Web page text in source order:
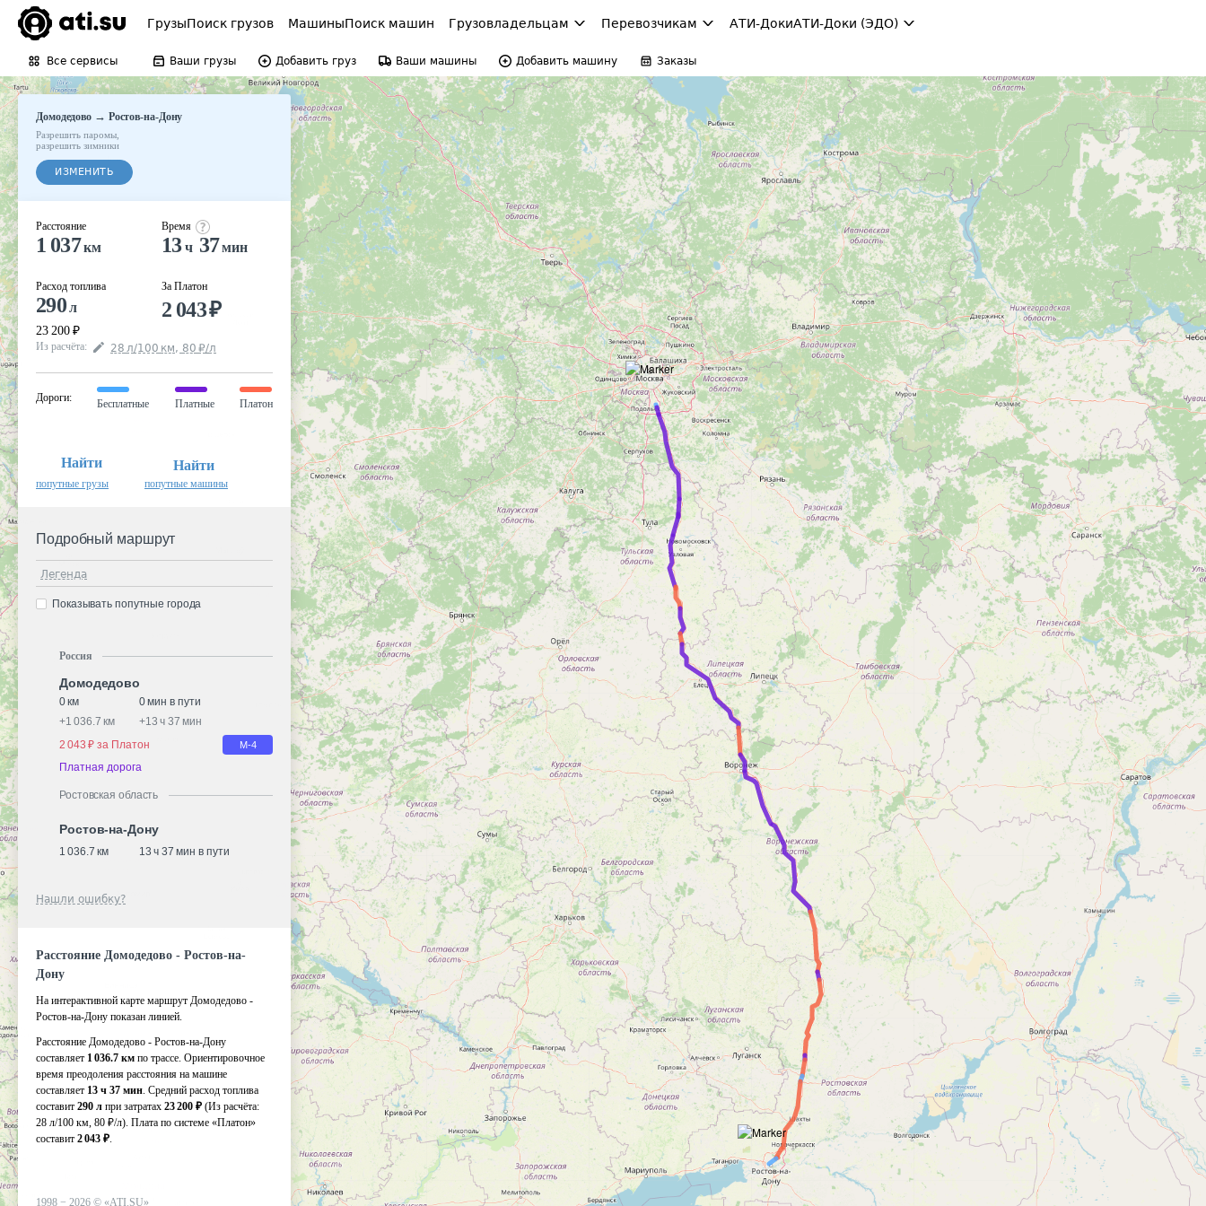
ГрузыПоиск грузов МашиныПоиск машин Грузовладельцам Перевозчикам АТИ-ДокиАТИ-Доки (ЭДО)
Все сервисы Ваши грузы Добавить груз Ваши машины Добавить машину Заказы
Домодедово → Ростов-на-Дону
Разрешить паромы
разрешить зимники
ИЗМЕНИТЬ
Расстояние
1 037км
Расход топлива
290л
23 200 ₽
Время
13ч 37мин
За Платон
2 043₽
Из расчёта: 28 л/100 км, 80 ₽/л
Дороги:
Бесплатные Платные Платон
Найти
попутные грузы
Найти
попутные машины
Подробный маршрут
Легенда
Показывать попутные города
Россия
Домодедово
0 км
0 мин в пути
+1 036.7 км +13 ч 37 мин
2 043 ₽ за Платон
М-4
Платная дорога
Ростовская область
Ростов-на-Дону
1 036.7 км 13 ч 37 мин в пути
Нашли ошибку?
Расстояние Домодедово - Ростов-на-
Дону
На интерактивной карте маршрут Домодедово -
Ростов-на-Дону показан линией.
Расстояние Домодедово - Ростов-на-Дону
составляет 1 036.7 км по трассе. Ориентировочное
время преодоления расстояния на машине
составляет 13 ч 37 мин. Средний расход топлива
составит 290 л при затратах 23 200 ₽ (Из расчёта:
28 л/100 км, 80 ₽/л). Плата по системе «Платон»
составит 2 043 ₽.
1998 − 2026 © «ATI.SU»